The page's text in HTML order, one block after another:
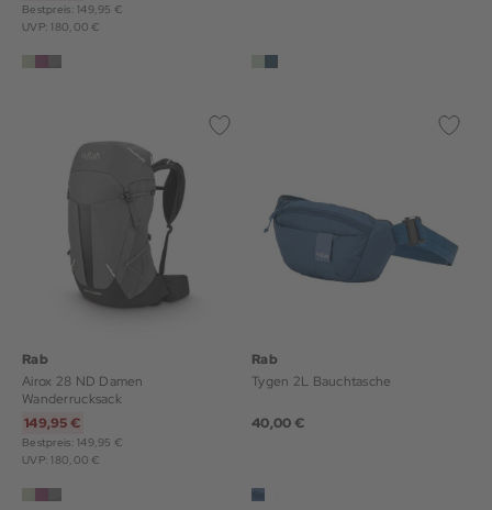
Bestpreis: 149,95 €
UVP: 180,00 €
Rab
Airox 28 ND Damen
Wanderrucksack
149,95 €
Bestpreis: 149,95 €
UVP: 180,00 €
Rab
Tygen 2L Bauchtasche
40,00 €